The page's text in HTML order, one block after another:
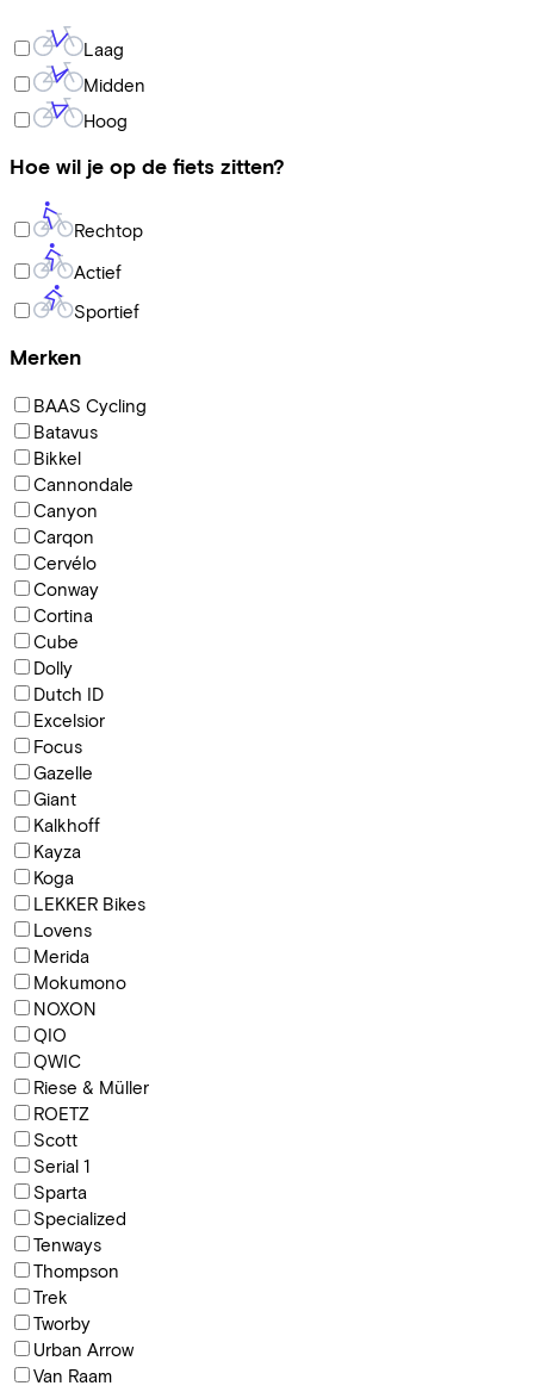
Laag
Midden
Hoog
Hoe wil je op de fiets zitten?
Rechtop
Actief
Sportief
Merken
BAAS Cycling
Batavus
Bikkel
Cannondale
Canyon
Carqon
Cervélo
Conway
Cortina
Cube
Dolly
Dutch ID
Excelsior
Focus
Gazelle
Giant
Kalkhoff
Kayza
Koga
LEKKER Bikes
Lovens
Merida
Mokumono
NOXON
QIO
QWIC
Riese & Müller
ROETZ
Scott
Serial 1
Sparta
Specialized
Tenways
Thompson
Trek
Tworby
Urban Arrow
Van Raam